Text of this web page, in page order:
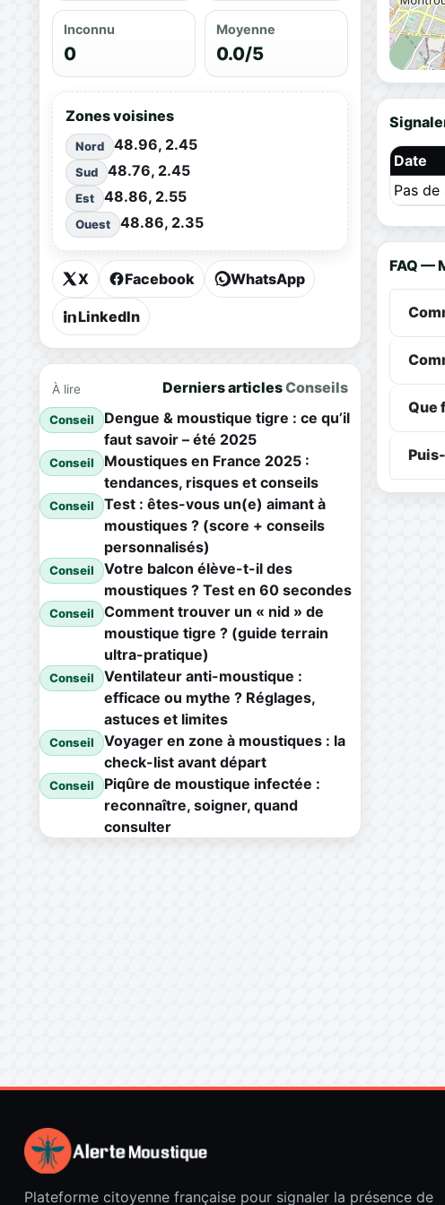
Inconnu
0
Moyenne
0.0/5
Zones voisines
Nord 48.96, 2.45
Sud 48.76, 2.45
Est 48.86, 2.55
Ouest 48.86, 2.35
X Facebook WhatsApp
LinkedIn
À lire Derniers articlesConseils
Conseil
Dengue & moustique tigre : ce qu’il
faut savoir – été 2025
Conseil
Moustiques en France 2025 :
tendances, risques et conseils
Conseil
Test : êtes-vous un(e) aimant à
moustiques ? (score + conseils
personnalisés)
Conseil
Votre balcon élève-t-il des
moustiques ? Test en 60 secondes
Conseil
Comment trouver un « nid » de
moustique tigre ? (guide terrain
ultra-pratique)
Conseil
Ventilateur anti-moustique :
efficace ou mythe ? Réglages,
astuces et limites
Conseil
Voyager en zone à moustiques : la
check-list avant départ
Conseil
Piqûre de moustique infectée :
reconnaître, soigner, quand
consulter
Date
Pas
FAQ —
Que
Plateforme citoyenne française pour signaler la présence de